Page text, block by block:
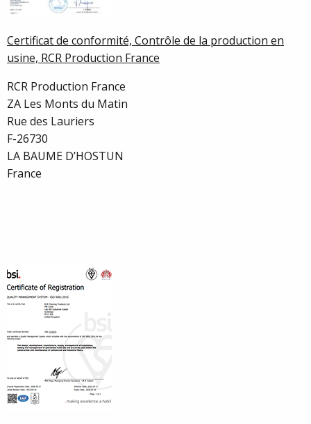
Certificat de conformité, Contrôle de la production en
usine, RCR Production France
RCR Production France
ZA Les Monts du Matin
Rue des Lauriers
F-26730
LA BAUME D’HOSTUN
France